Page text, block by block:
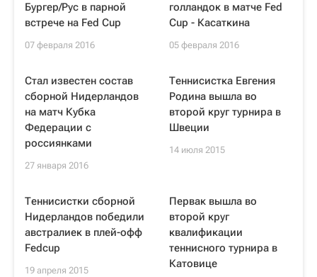
Бургер/Рус в парной
встрече на Fed Cup
07 февраля 2016
голландок в матче Fed
Cup - Касаткина
05 февраля 2016
Стал известен состав
сборной Нидерландов
на матч Кубка
Федерации с
россиянками
27 января 2016
Теннисистка Евгения
Родина вышла во
второй круг турнира в
Швеции
14 июля 2015
Теннисистки сборной
Нидерландов победили
австралиек в плей-офф
Fedcup
19 апреля 2015
Первак вышла во
второй круг
квалификации
теннисного турнира в
Катовице